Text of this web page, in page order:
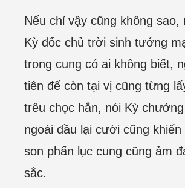
Nếu chỉ vậy cũng không sao,
Kỳ đốc chủ trời sinh tướng
trong cung có ai không biết,
tiên đế còn tại vị cũng từng
trêu chọc hắn, nói Kỳ
ngoái đầu lại cười cũng khiến
son phấn lục cung cũng ảm
sắc.